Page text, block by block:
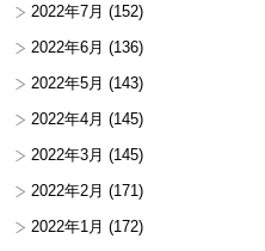
2022年7月 (152)
2022年6月 (136)
2022年5月 (143)
2022年4月 (145)
2022年3月 (145)
2022年2月 (171)
2022年1月 (172)